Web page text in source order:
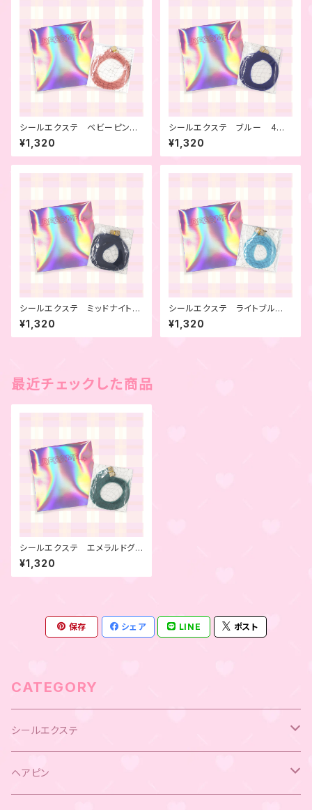
シールエクステ ベビーピン
ク 4本セット
¥1,320
シールエクステ ブルー 4本
セット
¥1,320
シールエクステ ミッドナイトブ
ルー 4本セット
¥1,320
シールエクステ ライトブル
ー 4本セット
¥1,320
最近チェックした商品
シールエクステ エメラルドグリ
ーン 4本セット
¥1,320
保存 シェア LINE ポスト
CATEGORY
シールエクステ
キラキラシールエクステ
ヘアピン